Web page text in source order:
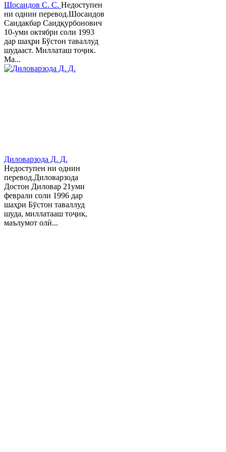
Шосаидов С. С. Недоступен
ни однин перевод.Шосаидов
Саидакбар Саидқурбонович
10-уми октябри соли 1993
дар шаҳри Бўстон таваллуд
шудааст. Миллаташ тоҷик.
Ма...
Диловарзода Д. Д.
Недоступен ни однин
перевод.Диловарзода
Достон Диловар 21уми
феврали соли 1996 дар
шаҳри Бӯстон таваллуд
шуда, миллатааш тоҷик,
маълумот олӣ...